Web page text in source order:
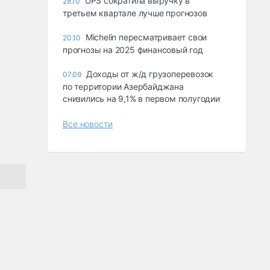
третьем квартале лучше прогнозов
20.10
Michelin пересматривает свои
прогнозы на 2025 финансовый год
07.09 Доходы от ж/д грузоперевозок
по территории Азербайджана
снизились на 9,1% в первом полугодии
Все новости